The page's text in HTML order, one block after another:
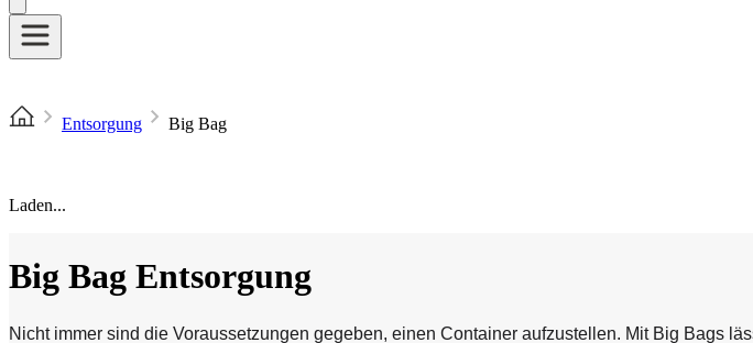
Entsorgung Big Bag
Laden...
Big Bag Entsorgung
Nicht immer sind die Voraussetzungen gegeben, einen Container aufzustellen. Mit Big Bags